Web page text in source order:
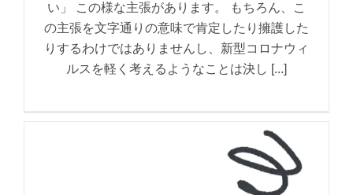
い」 この様な主張があります。 もちろん、こ
の主張を文字通りの意味で肯定したり擁護した
りするわけではありませんし、新型コロナウィ
ルスを軽く考えるようなことは決し [...]